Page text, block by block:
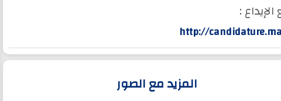
:
http://
المزيد مع الصور